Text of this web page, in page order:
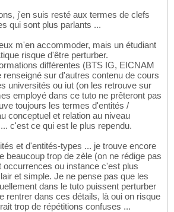
j'en suis resté aux termes de clefs
qui sont plus parlants ...
m'en accommoder, mais un étudiant
risque d'être perturber.
différentes (BTS IG, EICNAM
renseigné sur d'autres contenu de cours
universités ou iut (on les retrouve sur
employé dans ce tuto ne prêteront pas
toujours les termes d'entités /
conceptuel et relation au niveau
c'est ce qui est le plus rependu.
et d'entités-types ... je trouve encore
beaucoup trop de zèle (on ne rédige pas
occurrences ou instance c'est plus
et simple. Je ne pense pas que les
dans le tuto puissent perturber
rentrer dans ces détails, là oui on risque
trop de répétitions confuses ...